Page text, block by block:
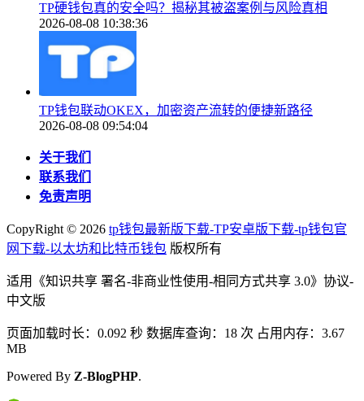
TP硬钱包真的安全吗？揭秘其被盗案例与风险真相
2026-08-08 10:38:36
TP钱包联动OKEX，加密资产流转的便捷新路径
2026-08-08 09:54:04
关于我们
联系我们
免责声明
CopyRight © 2026 tp钱包最新版下载-TP安卓版下载-tp钱包官
网下载-以太坊和比特币钱包 版权所有
适用《知识共享 署名-非商业性使用-相同方式共享 3.0》协议-
中文版
页面加载时长：0.092 秒 数据库查询：18 次 占用内存：3.67
MB
Powered By Z-BlogPHP.